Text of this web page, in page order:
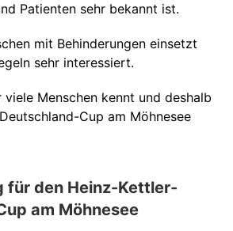
Patienten sehr bekannt ist.
mit Behinderungen einsetzt
sehr interessiert.
Menschen kennt und deshalb
Cup am Möhnesee
für den Heinz-Kettler-
am Möhnesee